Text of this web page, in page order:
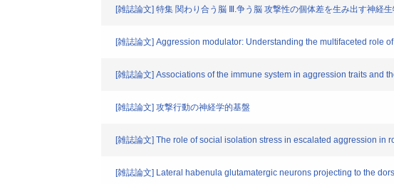
[雑誌論文] 特集 関わり合う脳 Ⅲ.争う脳 攻撃性の個体差を生み出す神経
[雑誌論文] Aggression modulator: Understanding the multifaceted role
[雑誌論文] Associations of the immune system in aggression traits and
[雑誌論文] 攻撃行動の神経学的基盤
[雑誌論文] The role of social isolation stress in escalated aggression in
[雑誌論文] Lateral habenula glutamatergic neurons projecting to the